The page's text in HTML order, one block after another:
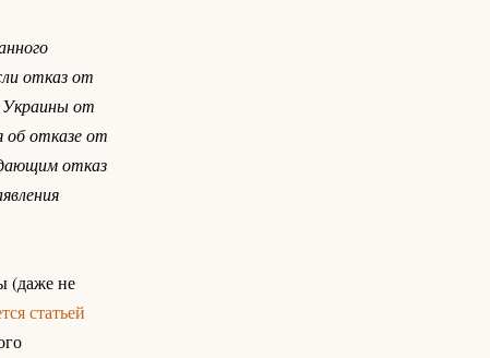
отказ от
Украины от
об отказе от
отказ
(даже не
статьей